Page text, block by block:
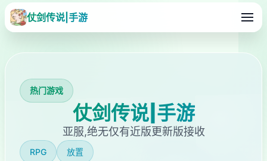
仗剑传说|手游
热门游戏
仗剑传说|手游
亚服,绝无仅有近版更新版接收
RPG 放置